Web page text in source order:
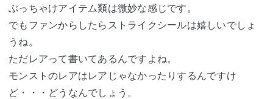
ぶっちゃけアイテム類は微妙な感じです。
でもファンからしたらストライクシールは嬉しいでしょ
うね。
ただレアって書いてあるんですよね。
モンストのレアはレアじゃなかったりするんですけ
ど・・・どうなんでしょう。